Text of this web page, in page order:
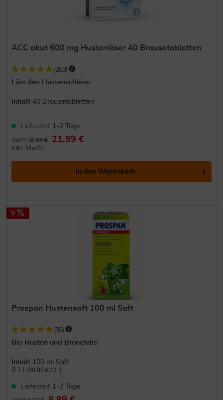
ACC akut 600 mg Hustenlöser 40 Brausetabletten
(263)
Löst den Hustenschleim
Inhalt 40 Brausetabletten
Lieferzeit 1-2 Tage
AVP* 36,96 € 21,99 €
inkl. MwSt.
In den Warenkorb
9
Prospan Hustensaft 100 ml Saft
(33)
Bei Husten und Bronchitis
Inhalt 100 ml Saft
0.1 l
(89,90 € / 1 l)
Lieferzeit 1-2 Tage